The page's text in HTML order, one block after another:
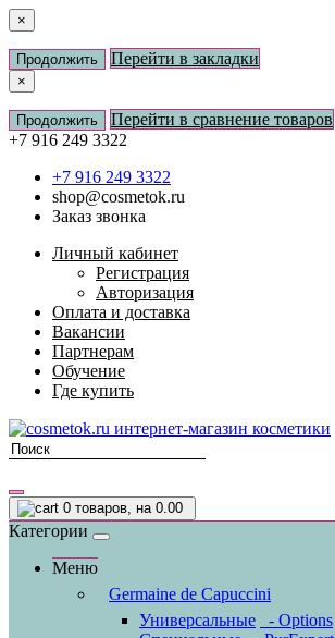
×
Продолжить Перейти в закладки
×
Продолжить
Перейти в сравнение товаров
+7 916 249 3322
+7 916 249 3322
shop@cosmetok.ru
Заказ звонка
Личный кабинет
Регистрация
Авторизация
Оплата и доставка
Вакансии
Партнерам
Обучение
Где купить
0 товаров, на 0.00
Категории
Меню
Germaine de Capuccini
Универсальные
- Options